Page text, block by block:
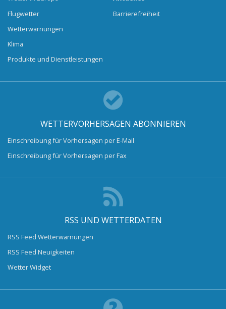
Flugwetter
Wetterwarnungen
Klima
Produkte und Dienstleistungen
Barrierefreiheit
WETTERVORHERSAGEN ABONNIEREN
Einschreibung für Vorhersagen per E-Mail
Einschreibung für Vorhersagen per Fax
RSS UND WETTERDATEN
RSS Feed Wetterwarnungen
RSS Feed Neuigkeiten
Wetter Widget